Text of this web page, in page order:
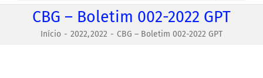
CBG – Boletim 002-2022 GPT
Início 2022 2022 CBG – Boletim 002-2022 GPT